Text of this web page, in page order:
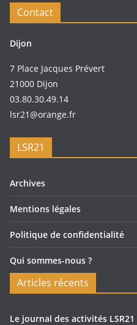
Contact
Dijon
7 Place Jacques Prévert
21000 Dijon
03.80.30.49.14
lsr21@orange.fr
LSR21
Archives
Mentions légales
Politique de confidentialité
Qui sommes-nous ?
Articles récents
Le journal des activités